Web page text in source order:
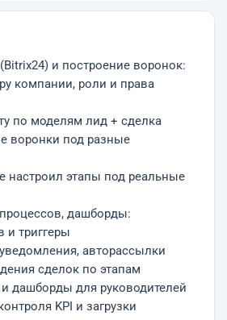
и построение воронок:
компании, роли и права
по моделям лид + сделка
воронки под разные
настроил этапы под реальные
дашборды:
и триггеры
авторассылки
сделок по этапам
и дашборды для руководителей
KPI и загрузки